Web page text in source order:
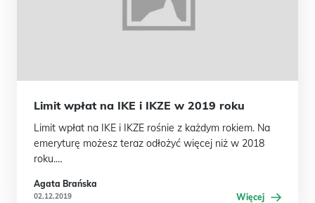
Limit wpłat na IKE i IKZE w 2019 roku
Limit wpłat na IKE i IKZE rośnie z każdym rokiem. Na
emeryturę możesz teraz odłożyć więcej niż w 2018
roku.…
Agata Brańska
02.12.2019 Więcej